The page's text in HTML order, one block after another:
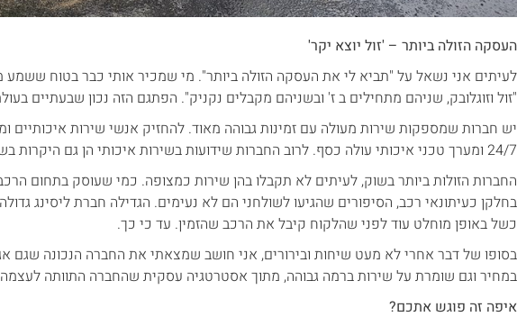
העסקה הזולה ביותר – 'זול יוצא יקר'
לעיתים אני נשאל על "תביא לי את העסקה הזולה ביותר". מי שמכיר אותי כבר בטוח ששמע
"זול וזוגלובק, שניהם מתחילים ב ז' ובשניהם מקבלים נקניק". הפתגם הזה נכון שבעתיים
יש חברות שמספקות שירות מעולה עם זמינות גבוהה מאוד. להחזיק אנשי שירות איכותיים
24/7 ומערך טכני איכותי עולה כסף. לרוב החברות שידועות בשירות איכותי הן גם היקרות בשוק.
החברות הזולות ביותר בשוק, לעיתים לא תקבלו בהן שירות כמצופה. כמי שעוסק בתחום
בחלקן כעיתונאי רכב, הסיפורים שהגיעו לשולחני הם לא נעימים. הגדילה חברת ליסינג
כשל באופן מוחלט עוד לפני שהלקוח קיבל את הרכב שהזמין. עד כי כך.
בסופו של דבר אחרי לא מעט שיחות ובירורים, אני חושב שמצאתי את החברה הנכונה שגם
במחיר וגם שומרת על שירות ברמה גבוהה, מתוך אסטרטגיה עסקית שהחברה התוותה
איפה זה פוגש אתכם?